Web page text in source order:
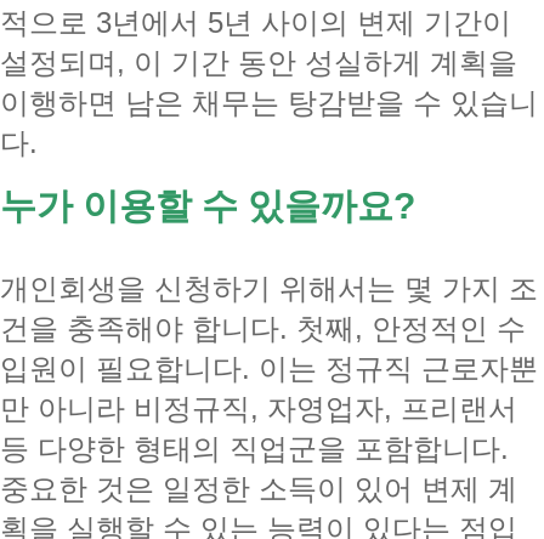
적으로 3년에서 5년 사이의 변제 기간이
설정되며, 이 기간 동안 성실하게 계획을
이행하면 남은 채무는 탕감받을 수 있습니
다.
누가 이용할 수 있을까요?
개인회생을 신청하기 위해서는 몇 가지 조
건을 충족해야 합니다. 첫째, 안정적인 수
입원이 필요합니다. 이는 정규직 근로자뿐
만 아니라 비정규직, 자영업자, 프리랜서
등 다양한 형태의 직업군을 포함합니다.
중요한 것은 일정한 소득이 있어 변제 계
획을 실행할 수 있는 능력이 있다는 점입